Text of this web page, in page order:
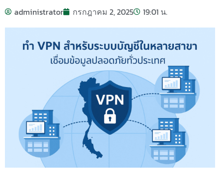
administrator กรกฎาคม 2, 2025 19:01 น.